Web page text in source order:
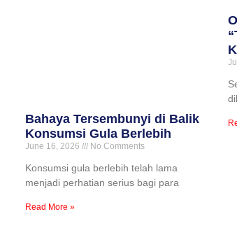
Bahaya Tersembunyi di Balik
Konsumsi Gula Berlebih
June 16, 2026 No Comments
Konsumsi gula berlebih telah lama
menjadi perhatian serius bagi para
Read More »